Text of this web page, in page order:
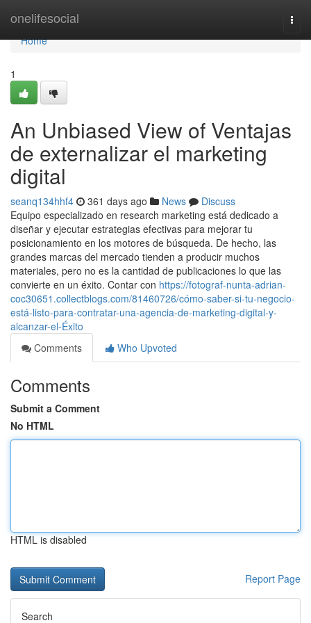
onelifesocial
Home
Home
1
An Unbiased View of Ventajas
de externalizar el marketing
digital
seanq134hhf4 361 days ago News
Discuss
Equipo especializado en research marketing está dedicado a
diseñar y ejecutar estrategias efectivas para mejorar tu
posicionamiento en los motores de búsqueda. De hecho, las
grandes marcas del mercado tienden a producir muchos
materiales, pero no es la cantidad de publicaciones lo que las
convierte en un éxito. Contar con https://fotograf-nunta-adrian-
coc30651.collectblogs.com/81460726/cómo-saber-si-tu-negocio-
está-listo-para-contratar-una-agencia-de-marketing-digital-y-
alcanzar-el-Éxito
Comments
Who Upvoted
Comments
Submit a Comment
No HTML
HTML is disabled
Report Page
Search